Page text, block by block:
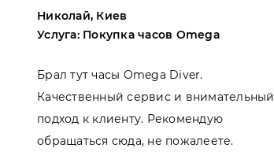
Николай, Киев
Услуга: Покупка часов Omega
Брал тут часы Omega Diver.
Качественный сервис и внимательный
подход к клиенту. Рекомендую
обращаться сюда, не пожалеете.